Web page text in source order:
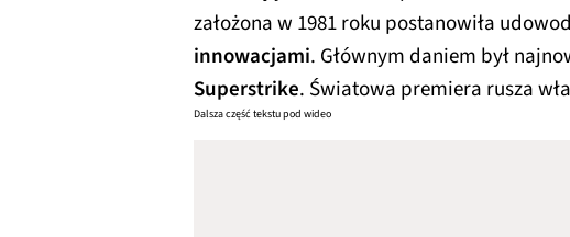
założona w 1981 roku postanowiła
innowacjami. Głównym daniem był
Superstrike. Światowa premiera rusza
Dalsza część tekstu pod wideo